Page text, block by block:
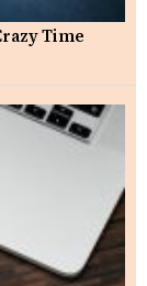
Time